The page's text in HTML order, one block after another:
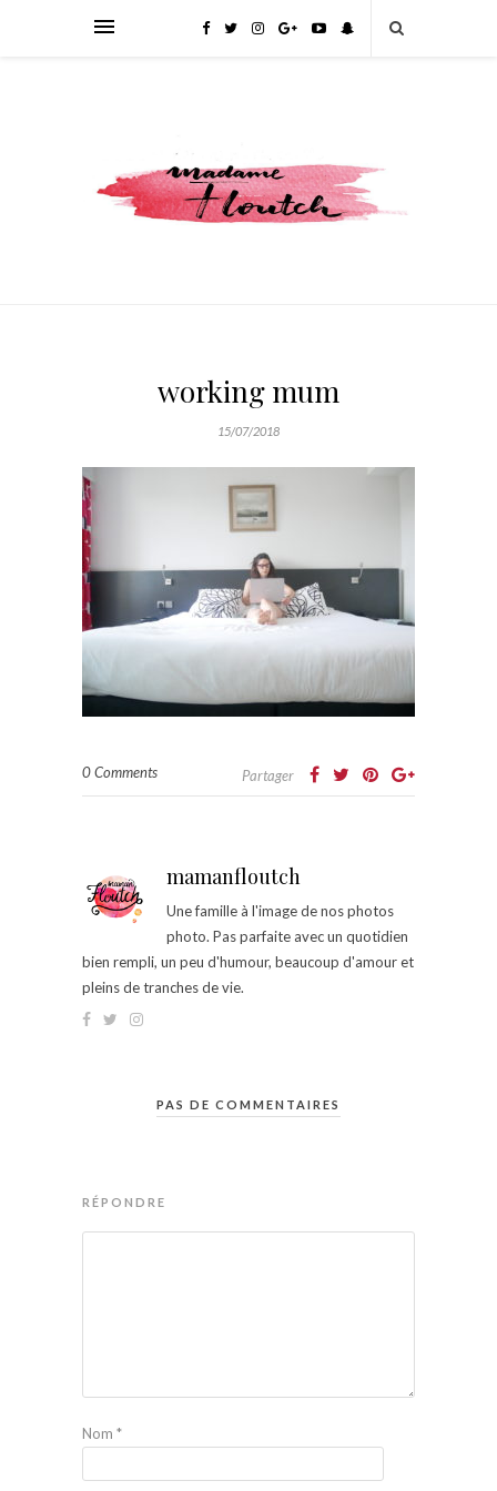
working mum
15/07/2018
0 Comments Partager
mamanfloutch
Une famille à l'image de nos photos
photo. Pas parfaite avec un quotidien
bien rempli, un peu d'humour, beaucoup d'amour et
pleins de tranches de vie.
PAS DE COMMENTAIRES
RÉPONDRE
Nom *